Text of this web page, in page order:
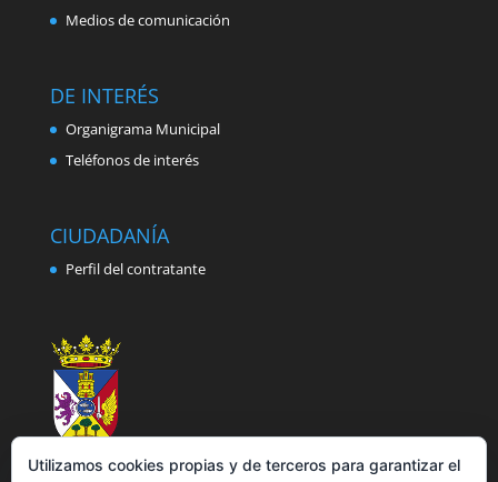
Medios de comunicación
DE INTERÉS
Organigrama Municipal
Teléfonos de interés
CIUDADANÍA
Perfil del contratante
Utilizamos cookies propias y de terceros para garantizar el